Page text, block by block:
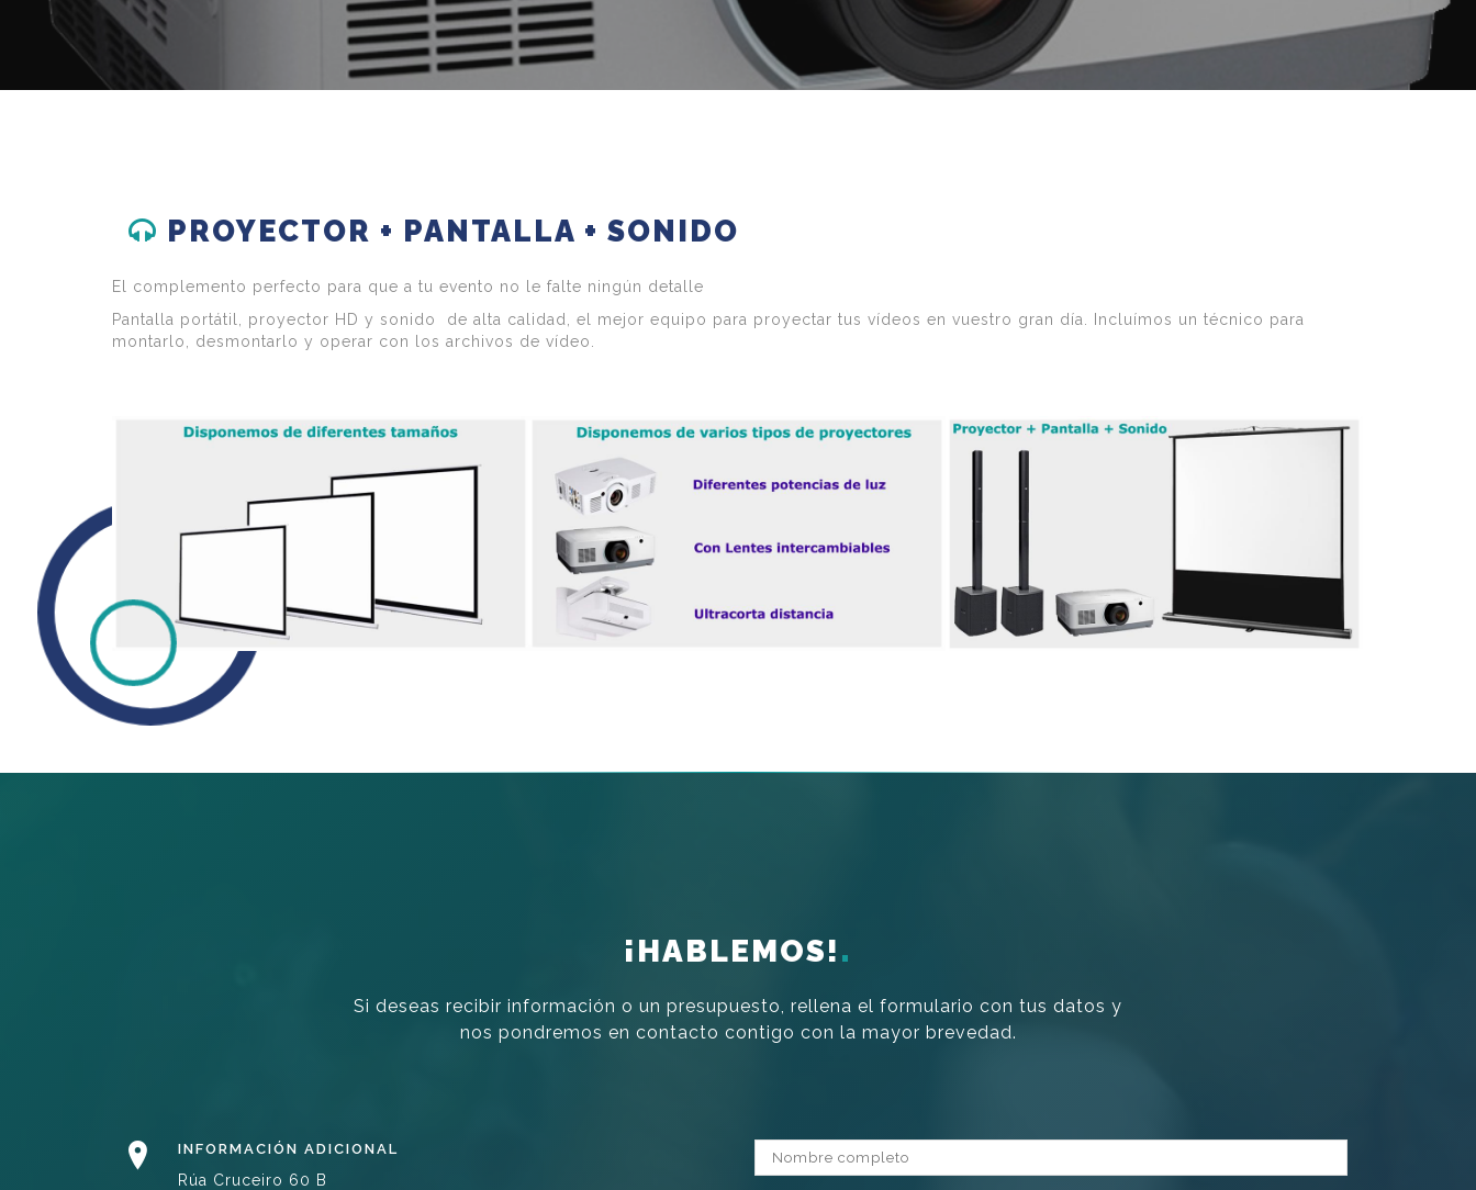
PROYECTOR + PANTALLA + SONIDO
El complemento perfecto para que a tu evento no le falte ningún detalle
Pantalla portátil, proyector HD y sonido de alta calidad, el mejor equipo para proyectar tus vídeos en vuestro gran día. Incluímos un técnico para
montarlo, desmontarlo y operar con los archivos de vídeo.
¡HABLEMOS!
Si deseas recibir información o un presupuesto, rellena el formulario con tus datos y
nos pondremos en contacto contigo con la mayor brevedad.
INFORMACIÓN ADICIONAL
Rúa Cruceiro 60 B
Nombre completo